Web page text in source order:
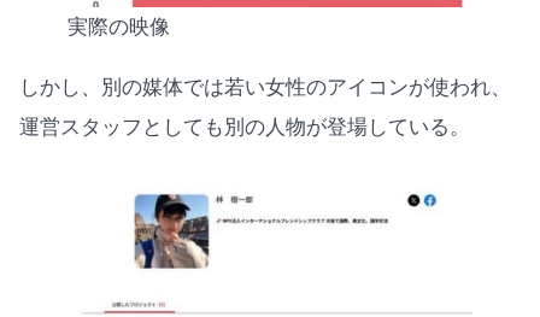
実際の映像
しかし、別の媒体では若い女性のアイコンが使われ、
運営スタッフとしても別の人物が登場している。